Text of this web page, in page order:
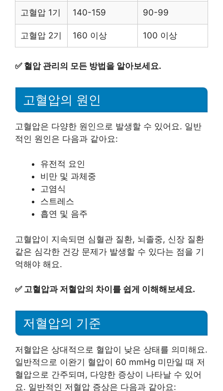
고혈압 1기 140-159 90-99
고혈압 2기 160 이상 100 이상
✅ 혈압 관리의 모든 방법을 알아보세요.
고혈압의 원인
고혈압은 다양한 원인으로 발생할 수 있어요. 일반
적인 원인은 다음과 같아요:
유전적 요인
비만 및 과체중
고염식
스트레스
흡연 및 음주
고혈압이 지속되면 심혈관 질환, 뇌졸중, 신장 질환
같은 심각한 건강 문제가 발생할 수 있다는 점을 기
억해야 해요.
✅ 고혈압과 저혈압의 차이를 쉽게 이해해보세요.
저혈압의 기준
저혈압은 상대적으로 혈압이 낮은 상태를 의미해요.
일반적으로 이완기 혈압이 60 mmHg 미만일 때 저
혈압으로 간주되며, 다양한 증상이 나타날 수 있어
요. 일반적인 저혈압 증상은 다음과 같아요: